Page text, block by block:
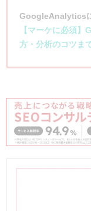
GoogleAnalytics
【マーケに必須
方・分析のコツま